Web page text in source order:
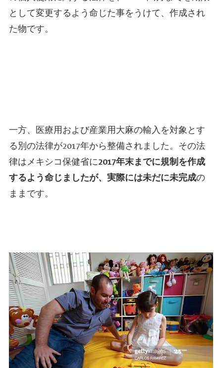
として変更するよう命じた事をうけて、作成され
た物です。
一方、医療用および産業用大麻の輸入を対象とす
る別の法律が2017年から整備されました。その法
律はメキシコ保健省に2017年末までに規制を作成
するよう命じましたが、実際には未だに未完成の
ままです。